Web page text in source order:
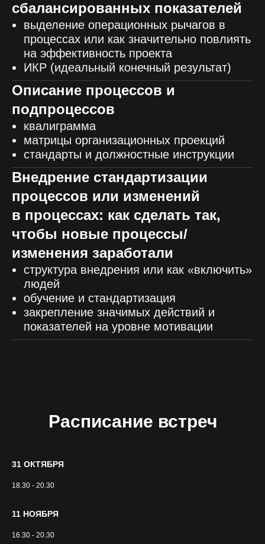
сбалансированных показателей
выделение операционных рычагов в
процессах или как значительно повлиять
на эффективность проекта
ИКР (идеальный конечный результат)
Описание процессов и
подпроцессов
квалиграмма
матрицы организационных проекций
стандарты и должностные инструкции
Внедрение стандартизации
процессов или изменений
в процессах: как сделать так,
чтобы новые процессы/
изменения заработали
структура внедрения или как «включить»
людей
обучение и стандартизация
закрепление значимых действий и
показателей на уровне мотивации
Расписание встреч
31 ОКТЯБРЯ
18.30 - 20.30
11 НОЯБРЯ
16.30 - 20.30